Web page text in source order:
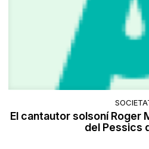
El cantautor solsoní Roger
del Pessics